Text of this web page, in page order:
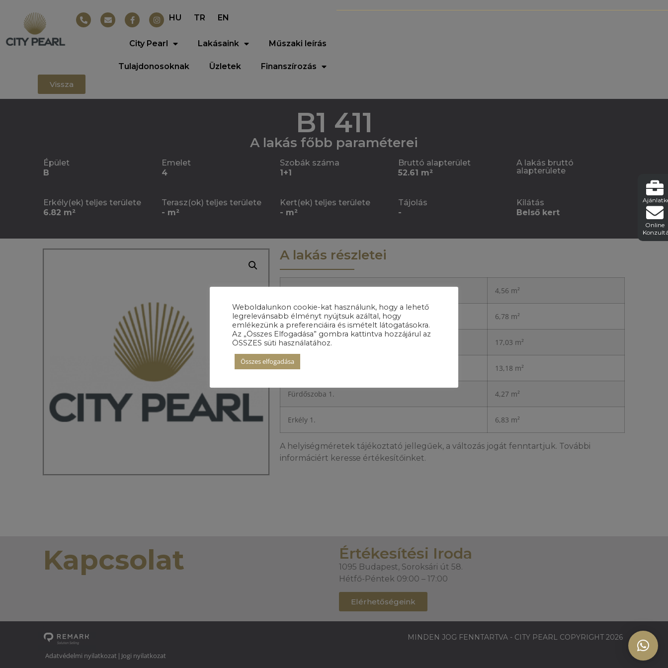
HU TR EN
City Pearl Lakásaink Műszaki leírás
Tulajdonosoknak Üzletek Finanszírozás
Online
Vissza
B1 411
A lakás főbb paraméterei
Épület
B
Emelet
4
Szobák száma
1+1
Bruttó alapterület
52.61 m²
A lakás bruttó
alapterülete
Erkély(ek) teljes területe
6.82 m²
Terasz(ok) teljes területe
- m²
Kert(ek) teljes területe
- m²
Tájolás
-
Kilátás
Belső kert
A lakás részletei
4,56 m²
Konyha 6,78 m²
Nappali+étkező 17,03 m²
Hálószoba 1. 13,18 m²
Fürdőszoba 1. 4,27 m²
Erkély 1. 6,83 m²
A helyiségméretek tájékoztató jellegűek, a változás jogát fenntartjuk. További
informáciért keresse értékesítőinket.
Kapcsolat Értékesítési Iroda
1095 Budapest, Soroksári út 58.
Hétfő-Péntek 09:00 – 17:00
Elérhetőségeink
Adatvédelmi nyilatkozat | Jogi nyilatkozat
MINDEN JOG FENNTARTVA - CITY PEARL COPYRIGHT 2026
Weboldalunkon cookie-kat használunk, hogy a lehető
legrelevánsabb élményt nyújtsuk azáltal, hogy
emlékezünk a preferenciáira és ismételt látogatásokra.
Az „Összes Elfogadása” gombra kattintva hozzájárul az
ÖSSZES süti használatához.
Összes elfogadása